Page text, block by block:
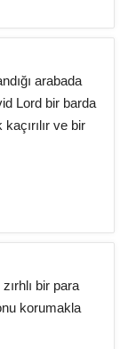
arabada
Lord bir barda
ve bir
bir para
korumakla